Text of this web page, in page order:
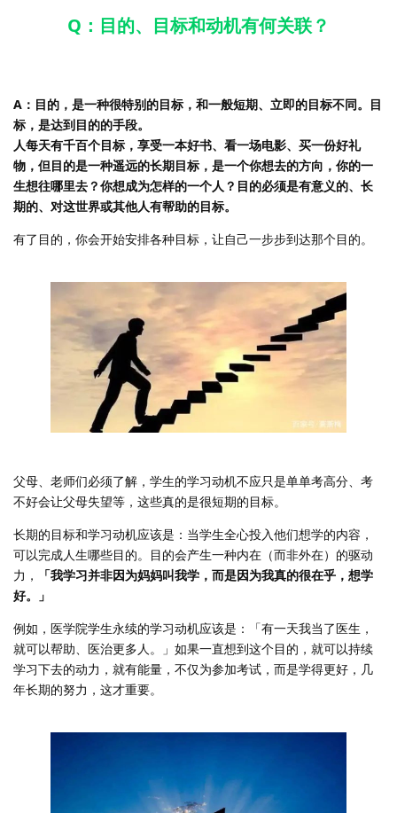
Q：目的、目标和动机有何关联？
A：目的，是一种很特别的目标，和一般短期、立即的目标不同。目
标，是达到目的的手段。
人每天有千百个目标，享受一本好书、看一场电影、买一份好礼
物，但目的是一种遥远的长期目标，是一个你想去的方向，你的一
生想往哪里去？你想成为怎样的一个人？目的必须是有意义的、长
期的、对这世界或其他人有帮助的目标。
有了目的，你会开始安排各种目标，让自己一步步到达那个目的。
父母、老师们必须了解，学生的学习动机不应只是单单考高分、考
不好会让父母失望等，这些真的是很短期的目标。
长期的目标和学习动机应该是：当学生全心投入他们想学的内容，
可以完成人生哪些目的。目的会产生一种内在（而非外在）的驱动
力，
「我学习并非因为妈妈叫我学，而是因为我真的很在乎，想学
好。」
例如，医学院学生永续的学习动机应该是：「有一天我当了医生，
就可以帮助、医治更多人。」如果一直想到这个目的，就可以持续
学习下去的动力，就有能量，不仅为参加考试，而是学得更好，几
年长期的努力，这才重要。